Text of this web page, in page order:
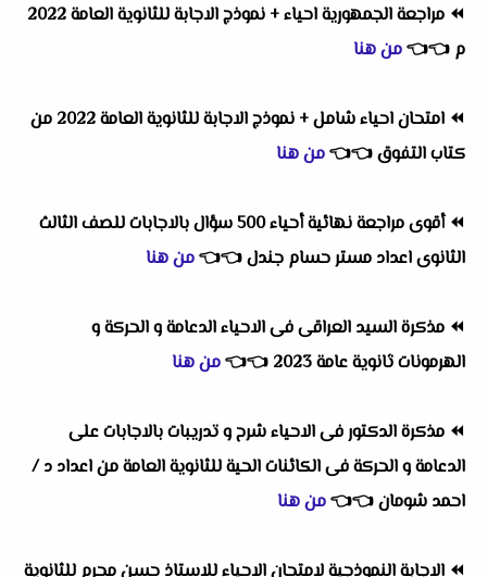
⏪
مراجعة الجمهورية احياء + نموذج الاجابة للثانوية العامة 2022
م 👈
👈من هنا
⏪
امتحان احياء شامل + نموذج الاجابة للثانوية العامة 2022 من
كتاب التفوق👈
👈من هنا
⏪
أقوى مراجعة نهائية أحياء 500 سؤال بالاجابات للصف الثالث
الثانوى اعداد مستر حسام جندل👈
👈من هنا
⏪ مذكرة السيد العراقى فى الاحياء الدعامة و الحركة و
الهرمونات ثانوية عامة 2023
👈
👈من هنا
⏪ مذكرة الدكتور فى الاحياء شرح و تدريبات بالاجابات على
الدعامة و الحركة فى الكائنات الحية للثانوية العامة من اعداد د /
احمد شومان👈
👈من هنا